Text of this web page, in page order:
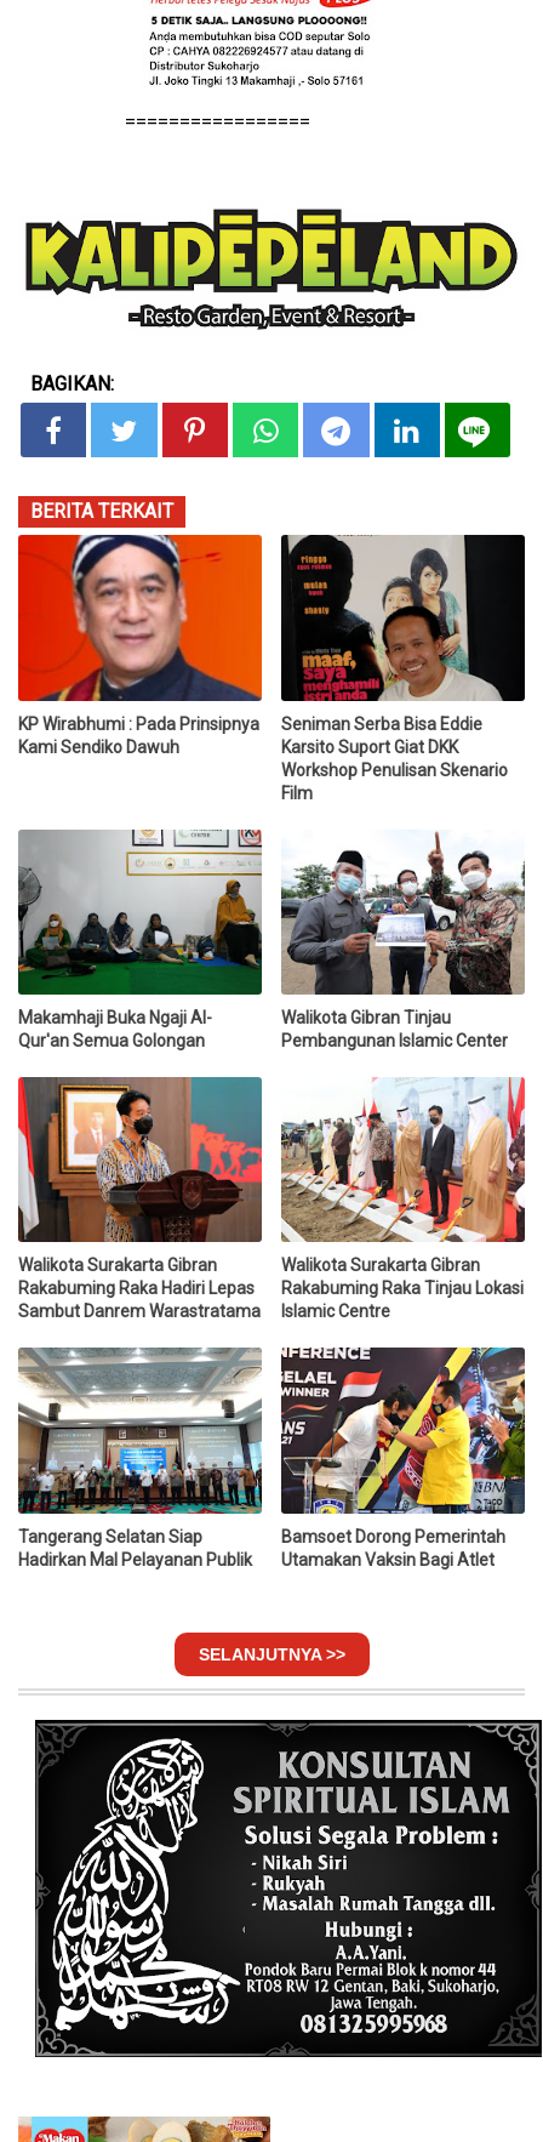
=================
BAGIKAN:
BERITA TERKAIT
KP Wirabhumi : Pada Prinsipnya
Kami Sendiko Dawuh
Seniman Serba Bisa Eddie
Karsito Suport Giat DKK
Workshop Penulisan Skenario
Film
Makamhaji Buka Ngaji Al-
Qur'an Semua Golongan
Walikota Gibran Tinjau
Pembangunan Islamic Center
Walikota Surakarta Gibran
Rakabuming Raka Hadiri Lepas
Sambut Danrem Warastratama
Walikota Surakarta Gibran
Rakabuming Raka Tinjau Lokasi
Islamic Centre
Tangerang Selatan Siap
Hadirkan Mal Pelayanan Publik
Bamsoet Dorong Pemerintah
Utamakan Vaksin Bagi Atlet
SELANJUTNYA >>